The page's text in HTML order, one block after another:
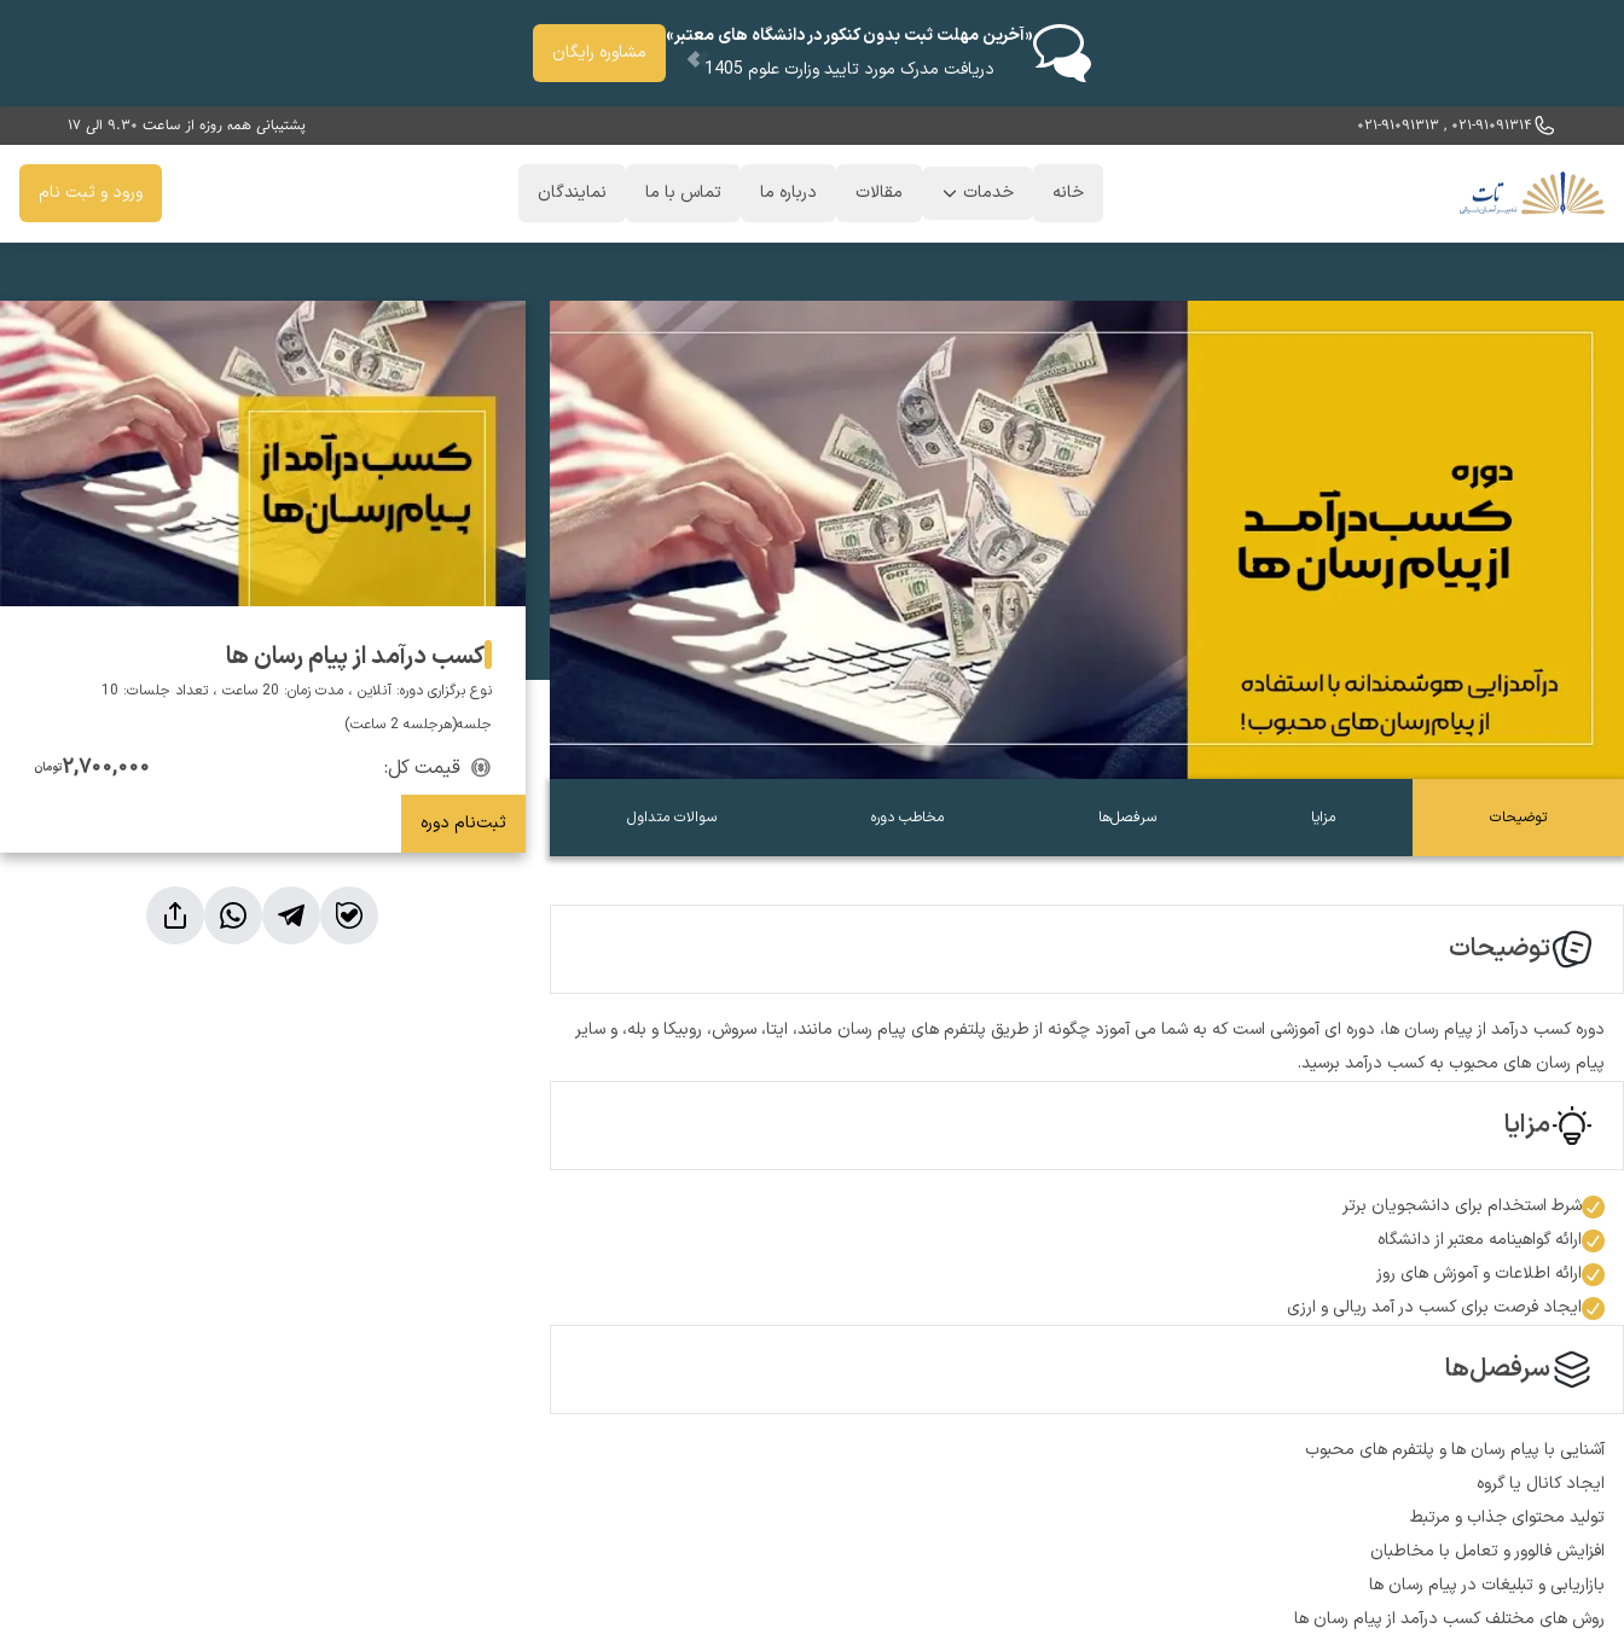
«آخرین مهلت ثبت بدون کنکور در دانشگاه های معتبر»
دریافت مدرک مورد تایید وزارت علوم 1405
مشاوره رایگان
021-91091314
,
021-91091313 پشتیبانی همه روزه از ساعت 9.30 الی 17
ورود و ثبت نام خانه خدمات مقالات درباره ما تماس با ما نمایندگان
کسب درآمد از پیام رسان ها
نوع برگزاری دوره: آنلاین ، مدت زمان: 20 ساعت ، تعداد جلسات: 10
جلسه(هرجلسه 2 ساعت)
قیمت کل: 2,700,000تومان
ثبت‌نام دوره توضیحات مزایا سرفصل‌ها مخاطب دوره سوالات متداول
توضیحات
دوره کسب درآمد از پیام رسان ها، دوره ای آموزشی است که به شما می آموزد چگونه از طریق پلتفرم های پیام رسان مانند، ایتا، سروش، روبیکا و بله، و سایر
پیام رسان های محبوب به کسب درآمد برسید.
مزایا
شرط استخدام برای دانشجویان برتر
ارائه گواهینامه معتبر از دانشگاه
ارائه اطلاعات و آموزش های روز
ایجاد فرصت برای کسب در آمد ریالی و ارزی
سرفصل‌ها
آشنایی با پیام رسان ها و پلتفرم های محبوب
ایجاد کانال یا گروه
تولید محتوای جذاب و مرتبط
افزایش فالوور و تعامل با مخاطبان
بازاریابی و تبلیغات در پیام رسان ها
روش های مختلف کسب درآمد از پیام رسان ها